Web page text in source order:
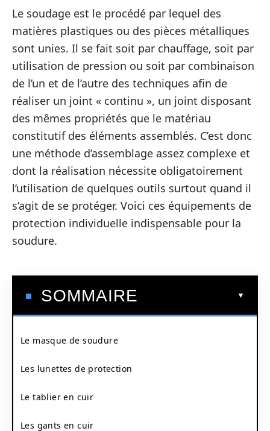
Le soudage est le procédé par lequel des
matières plastiques ou des pièces métalliques
sont unies. Il se fait soit par chauffage, soit par
utilisation de pression ou soit par combinaison
de l’un et de l’autre des techniques afin de
réaliser un joint « continu », un joint disposant
des mêmes propriétés que le matériau
constitutif des éléments assemblés. C’est donc
une méthode d’assemblage assez complexe et
dont la réalisation nécessite obligatoirement
l’utilisation de quelques outils surtout quand il
s’agit de se protéger. Voici ces équipements de
protection individuelle indispensable pour la
soudure.
SOMMAIRE
Le masque de soudure
Les lunettes de protection
Le tablier en cuir
Les gants en cuir